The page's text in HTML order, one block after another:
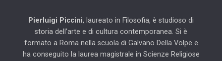
Pierluigi Piccini, laureato in Filosofia, è studioso di
storia dell’arte e di cultura contemporanea. Si è
formato a Roma nella scuola di Galvano Della Volpe e
ha conseguito la laurea magistrale in Scienze Religiose